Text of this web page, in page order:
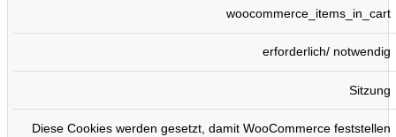
woocommerce_items_in_cart
erforderlich/ notwendig
Sitzung
Diese Cookies werden gesetzt, damit WooCommerce feststellen